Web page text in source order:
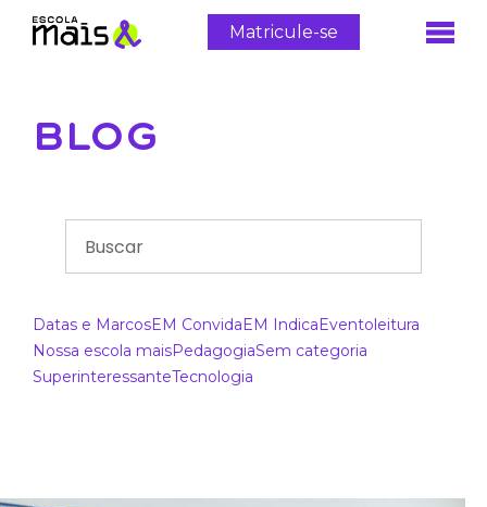
Matricule-se
BLOG
Datas e MarcosEM ConvidaEM IndicaEventoleitura
Nossa escola maisPedagogiaSem categoria
SuperinteressanteTecnologia